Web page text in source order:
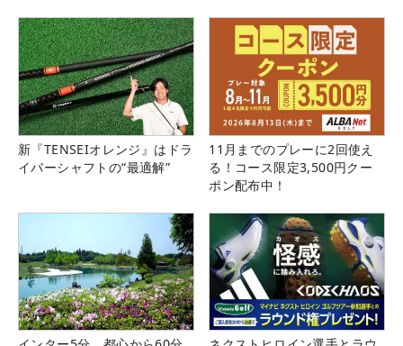
新『TENSEIオレンジ』はドラ
イバーシャフトの“最適解”
11月までのプレーに2回使え
る！コース限定3,500円クー
ポン配布中！